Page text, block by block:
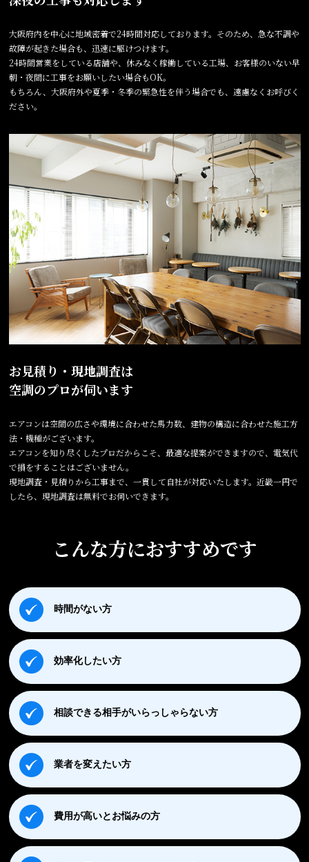
大阪府内を中心に地域密着で24時間対応しております。そのため、急な不調や
故障が起きた場合も、迅速に駆けつけます。
24時間営業をしている店舗や、休みなく稼働している工場、お客様のいない早
朝・夜間に工事をお願いしたい場合もOK。
もちろん、大阪府外や夏季・冬季の緊急性を伴う場合でも、遠慮なくお呼びく
ださい。
お見積り・現地調査は
空調のプロが伺います
エアコンは空間の広さや環境に合わせた馬力数、建物の構造に合わせた施工方
法・機種がございます。
エアコンを知り尽くしたプロだからこそ、最適な提案ができますので、電気代
で損をすることはございません。
現地調査・見積りから工事まで、一貫して自社が対応いたします。近畿一円で
したら、現地調査は無料でお伺いできます。
こんな方におすすめです
時間がない方
効率化したい方
相談できる相手がいらっしゃらない方
業者を変えたい方
費用が高いとお悩みの方